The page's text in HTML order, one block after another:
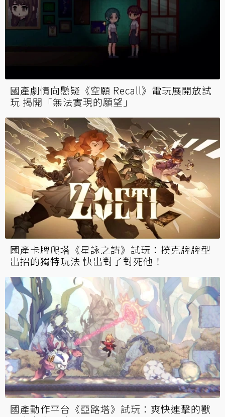
國產劇情向懸疑《空願 Recall》電玩展開放試
玩 揭開「無法實現的願望」
國產卡牌爬塔《星詠之詩》試玩：撲克牌牌型
出招的獨特玩法 快出對子對死他！
國產動作平台《亞路塔》試玩：爽快連擊的獸